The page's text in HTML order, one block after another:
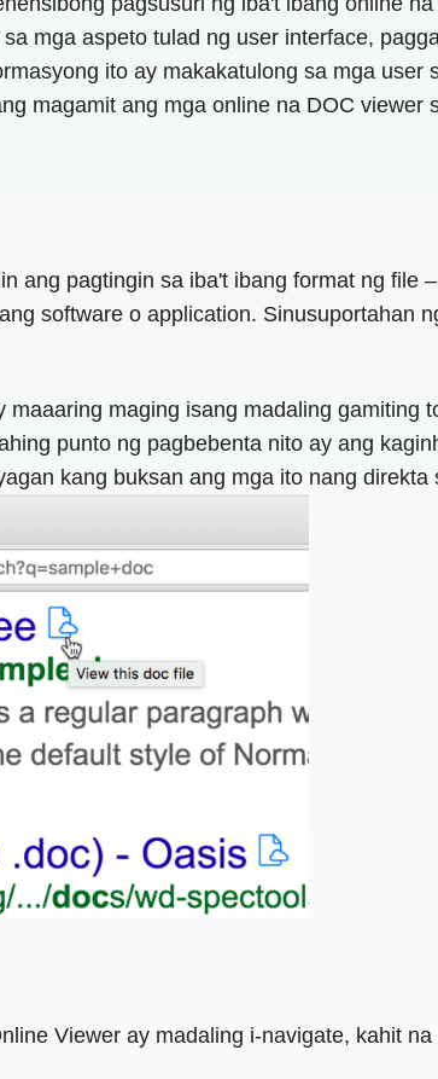
mga aspeto tulad ng user interface,
ito ay makakatulong sa mga user
magamit ang mga online na DOC viewer
ang pagtingin sa iba't ibang format ng file
software o application. Sinusuportahan
maging isang madaling gamiting
punto ng pagbebenta nito ay ang
kang buksan ang mga ito nang direkta
Viewer ay madaling i-navigate, kahit